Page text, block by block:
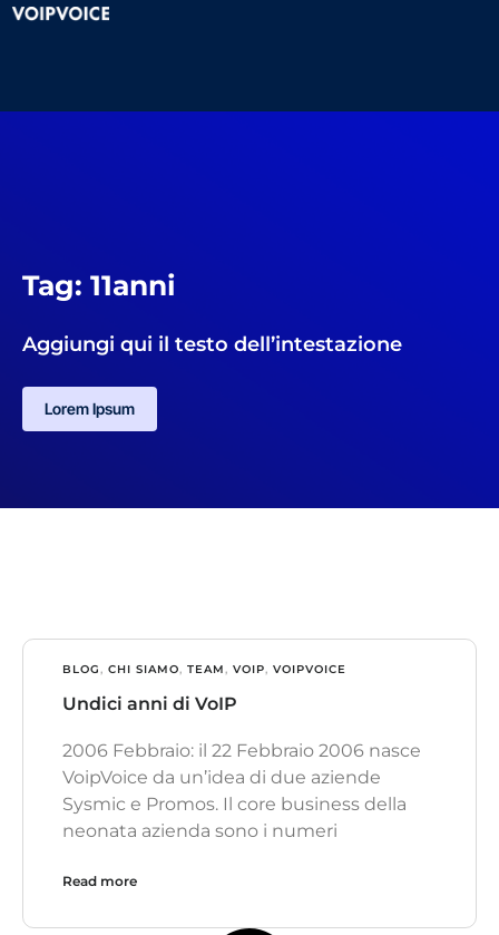
Tag: 11anni
Aggiungi qui il testo dell’intestazione
Lorem Ipsum
BLOG, CHI SIAMO, TEAM, VOIP, VOIPVOICE
Undici anni di VoIP
2006 Febbraio: il 22 Febbraio 2006 nasce
VoipVoice da un’idea di due aziende
Sysmic e Promos. Il core business della
neonata azienda sono i numeri
Read more